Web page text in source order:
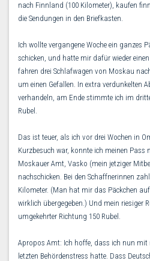
nach Finnland (100 Kilometer), kaufen
die Sendungen in den Briefkasten.
Ich wollte vergangene Woche ein ganzes
schicken, und hatte mir dafür wieder
fahren drei Schlafwagen von Moskau
um einen Gefallen. In extra verdunkelten
verhandeln, am Ende stimmte ich im
Rubel.
Das ist teuer, als ich vor drei Wochen in
Kurzbesuch war, konnte ich meinen
Moskauer Amt, Vasko (mein jetziger
nachschicken. Bei den Schaffnerinnen
Kilometer. (Man hat mir das Päckchen
wirklich übergegeben.) Und mein riesiger
umgekehrter Richtung 150 Rubel.
Apropos Amt: Ich hoffe, dass ich nun mit
letzten Behördenstress hatte. Dass